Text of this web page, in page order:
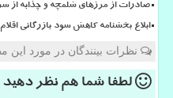
صادرات از مرزهای شلمچه و چذابه از
ابلاغ بخشنامه کاهش سود بازرگانی اقلام
نظرات بینندگان در مورد این
لطفا شما همنظر دهید